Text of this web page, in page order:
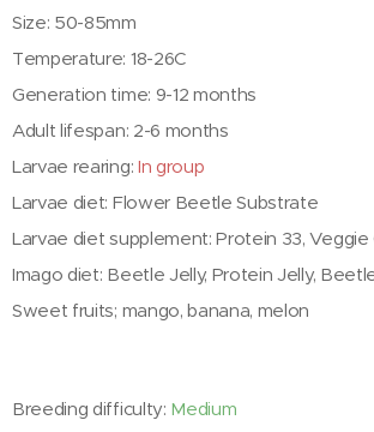
Size: 50-85mm
Temperature: 18-26C
Generation time: 9-12 months
Adult lifespan: 2-6 months
Larvae rearing: In group
Larvae diet: Flower Beetle Substrate
Larvae diet supplement: Protein 33, Veggie
Imago diet: Beetle Jelly, Protein Jelly,
Sweet fruits; mango, banana, melon
Breeding difficulty: Medium